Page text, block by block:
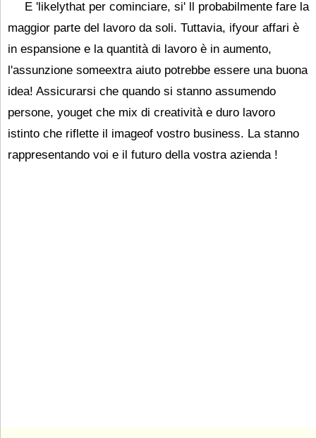
E 'likelythat per cominciare, si' ll probabilmente fare la
maggior parte del lavoro da soli. Tuttavia, ifyour affari è
in espansione e la quantità di lavoro è in aumento,
l'assunzione someextra aiuto potrebbe essere una buona
idea! Assicurarsi che quando si stanno assumendo
persone, youget che mix di creatività e duro lavoro
istinto che riflette il imageof vostro business. La stanno
rappresentando voi e il futuro della vostra azienda !